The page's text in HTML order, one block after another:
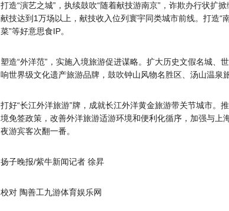
打造“演艺之城”，执续鼓吹“随着献技游南京”，诈欺办行状扩
献技达到1万场以上，献技收入位列寰宇同类城市前线。打造“
菜”等好意思食IP。
塑造“外洋范”，实施入境旅游促进谋略。扩大历史文假名城
响世界级文化遗产旅游品牌，鼓吹钟山风物名胜区、汤山温泉
打好“长江外洋旅游”牌，成就长江外洋黄金旅游带关节城市
境免签政策，改善外洋旅游适游环境和便利化循序，加强与
夜游宾客次翻一番。
扬子晚报/紫牛新闻记者 徐昇
校对 陶善工九游体育娱乐网